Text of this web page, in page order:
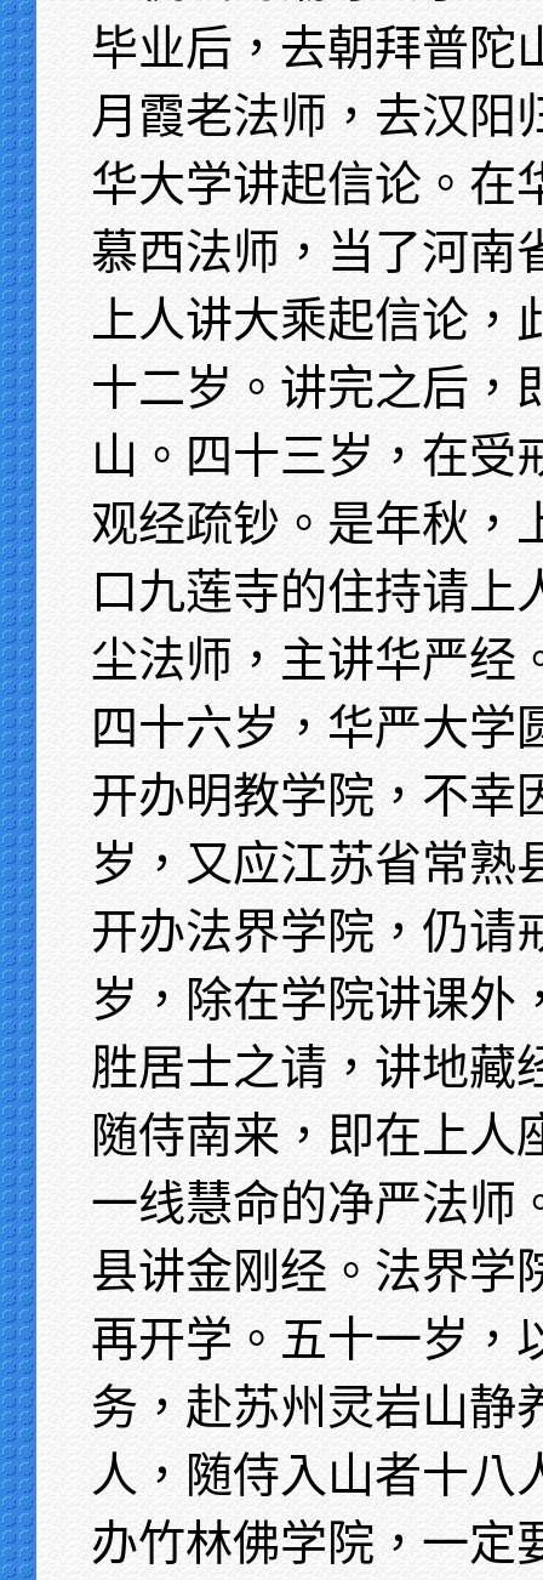
毕业后，去朝拜普陀
月霞老法师，去汉阳
华大学讲起信论。在
慕西法师，当了河南
上人讲大乘起信论
十二岁。讲完之后，
山。四十三岁，在受
观经疏钞。是年秋，
口九莲寺的住持请上
尘法师，主讲华严经
四十六岁，华严大学
开办明教学院，不幸
岁，又应江苏省常熟
开办法界学院，仍请
岁，除在学院讲课外
胜居士之请，讲地藏
随侍南来，即在上人
一线慧命的净严法师
县讲金刚经。法界学
再开学。五十一岁，
务，赴苏州灵岩山静
人，随侍入山者十八
办竹林佛学院，一定